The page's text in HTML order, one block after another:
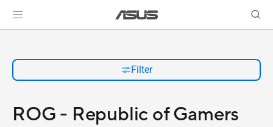
Filter
ROG - Republic of Gamers